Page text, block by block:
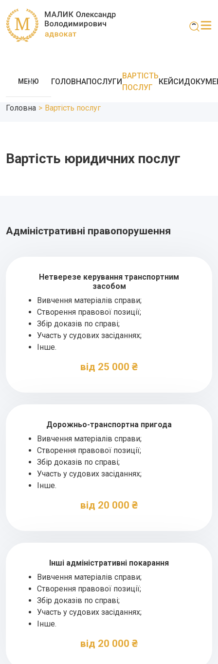
МЕНЮ ГОЛОВНАПОСЛУГИ
ВАРТІСТЬ
ПОСЛУГ
КЕЙСИ
Головна > Вартість послуг
Вартість юридичних послуг
Адміністративні правопорушення
Нетверезе керування транспортним
засобом
Вивчення матеріалів справи;
Створення правової позиції;
Збір доказів по справі;
Участь у судових засіданнях;
Інше.
від 25 000 ₴
Дорожньо-транспортна пригода
Вивчення матеріалів справи;
Створення правової позиції;
Збір доказів по справі;
Участь у судових засіданнях;
Інше.
від 20 000 ₴
Інші адміністративні покарання
Вивчення матеріалів справи;
Створення правової позиції;
Збір доказів по справі;
Участь у судових засіданнях;
Інше.
від 20 000 ₴